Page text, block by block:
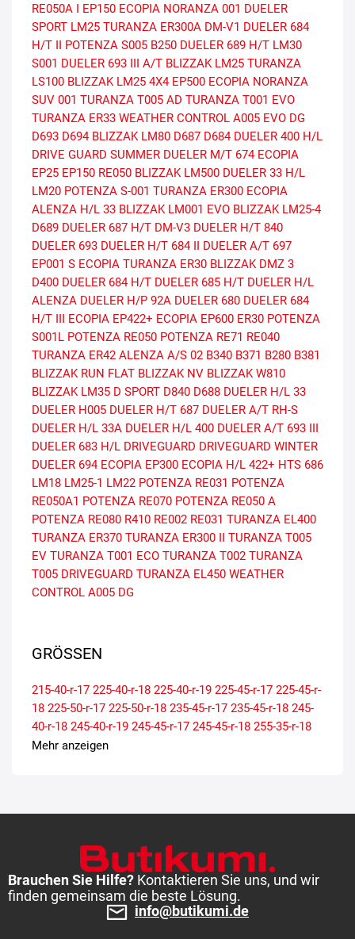
RE050A I EP150 ECOPIA NORANZA 001 DUELER
SPORT LM25 TURANZA ER300A DM-V1 DUELER 684
H/T II POTENZA S005 B250 DUELER 689 H/T LM30
S001 DUELER 693 III A/T BLIZZAK LM25 TURANZA
LS100 BLIZZAK LM25 4X4 EP500 ECOPIA NORANZA
SUV 001 TURANZA T005 AD TURANZA T001 EVO
TURANZA ER33 WEATHER CONTROL A005 EVO DG
D693 D694 BLIZZAK LM80 D687 D684 DUELER 400 H/L
DRIVE GUARD SUMMER DUELER M/T 674 ECOPIA
EP25 EP150 RE050 BLIZZAK LM500 DUELER 33 H/L
LM20 POTENZA S-001 TURANZA ER300 ECOPIA
ALENZA H/L 33 BLIZZAK LM001 EVO BLIZZAK LM25-4
D689 DUELER 687 H/T DM-V3 DUELER H/T 840
DUELER 693 DUELER H/T 684 II DUELER A/T 697
EP001 S ECOPIA TURANZA ER30 BLIZZAK DMZ 3
D400 DUELER 684 H/T DUELER 685 H/T DUELER H/L
ALENZA DUELER H/P 92A DUELER 680 DUELER 684
H/T III ECOPIA EP422+ ECOPIA EP600 ER30 POTENZA
S001L POTENZA RE050 POTENZA RE71 RE040
TURANZA ER42 ALENZA A/S 02 B340 B371 B280 B381
BLIZZAK RUN FLAT BLIZZAK NV BLIZZAK W810
BLIZZAK LM35 D SPORT D840 D688 DUELER H/L 33
DUELER H005 DUELER H/T 687 DUELER A/T RH-S
DUELER H/L 33A DUELER H/L 400 DUELER A/T 693 III
DUELER 683 H/L DRIVEGUARD DRIVEGUARD WINTER
DUELER 694 ECOPIA EP300 ECOPIA H/L 422+ HTS 686
LM18 LM25-1 LM22 POTENZA RE031 POTENZA
RE050A1 POTENZA RE070 POTENZA RE050 A
POTENZA RE080 R410 RE002 RE031 TURANZA EL400
TURANZA ER370 TURANZA ER300 II TURANZA T005
EV TURANZA T001 ECO TURANZA T002 TURANZA
T005 DRIVEGUARD TURANZA EL450 WEATHER
CONTROL A005 DG
GRÖSSEN
215-40-r-17 225-40-r-18 225-40-r-19 225-45-r-17 225-45-r-
18 225-50-r-17 225-50-r-18 235-45-r-17 235-45-r-18 245-
40-r-18 245-40-r-19 245-45-r-17 245-45-r-18 255-35-r-18
255-35-r-19 255-40-r-17
Mehr anzeigen
Brauchen Sie Hilfe? Kontaktieren Sie uns, und wir
finden gemeinsam die beste Lösung.
info@butikumi.de